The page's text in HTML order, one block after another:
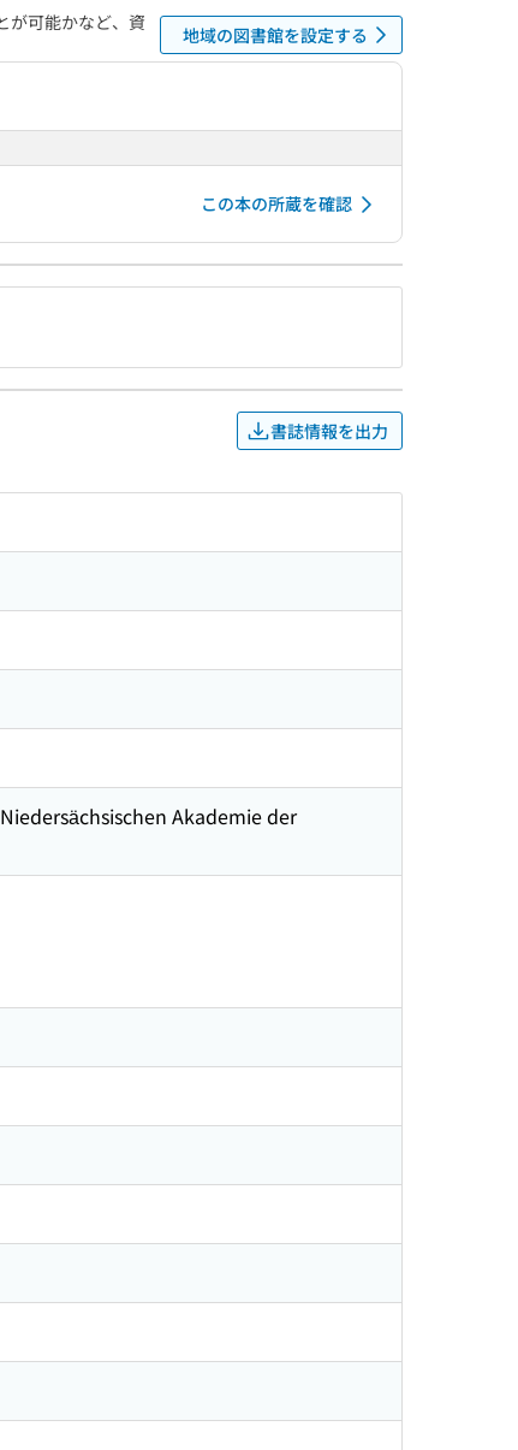
が可能かなど、資
地域の図書館を設定する
この本の所蔵を確認
書誌情報を出力
Akademie der